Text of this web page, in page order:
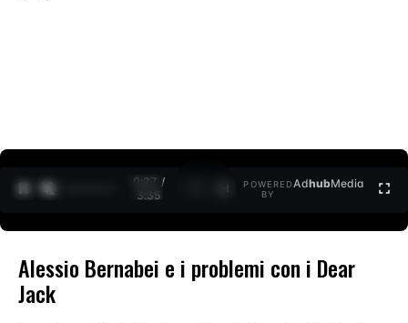
0:28 /
3:35
POWERED
BY
AdhubMedia
Alessio Bernabei e i problemi con i Dear
Jack